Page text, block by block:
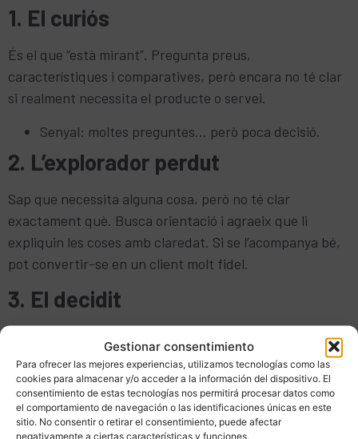
Gestionar consentimiento
Para ofrecer las mejores experiencias, utilizamos tecnologías como las
cookies para almacenar y/o acceder a la información del dispositivo. El
consentimiento de estas tecnologías nos permitirá procesar datos como
el comportamiento de navegación o las identificaciones únicas en este
sitio. No consentir o retirar el consentimiento, puede afectar
negativamente a ciertas características y funciones.
1. El curiós
És el que “està mirant”. Pregunta preus,
característiques i comparatives, però encara no té clar
si realment necessita el producte o servei.
Senyal: moltes preguntes… però poca decisió.
2. L’explorador perdut
Sap que necessita alguna cosa, però no té clar
exactament què. Busca orientació i agraeix que li
expliquin les coses amb claredat. Si se l’acompanya bé,
pot convertir-se en un client molt fidel.
3. El decidit
pressupost i busca algú que li doni confiança per
executar la compra o el projecte.
4. L’expert d’internet